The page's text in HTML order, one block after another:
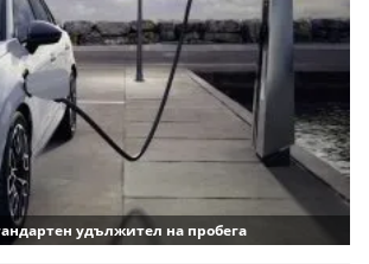
удължител на пробега